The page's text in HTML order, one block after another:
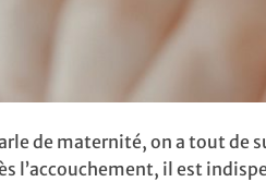
de maternité, on a tout de
l’accouchement, il est